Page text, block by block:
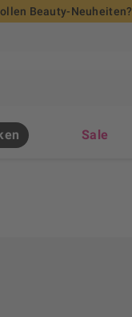
Beauty-Neuheiten?
Sale